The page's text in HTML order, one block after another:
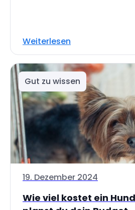
Weiterlesen
Gut zu wissen
19. Dezember 2024
Wie viel kostet ein